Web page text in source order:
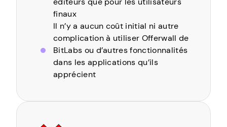
finaux
Il n’y a aucun coût initial ni autre
complication à utiliser Offerwall de
BitLabs ou d’autres fonctionnalités
dans les applications qu’ils
apprécient